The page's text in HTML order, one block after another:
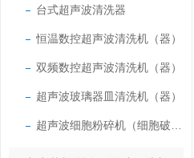
台式超声波清洗器
恒温数控超声波清洗机（器）
双频数控超声波清洗机（器）
超声波玻璃器皿清洗机（器）